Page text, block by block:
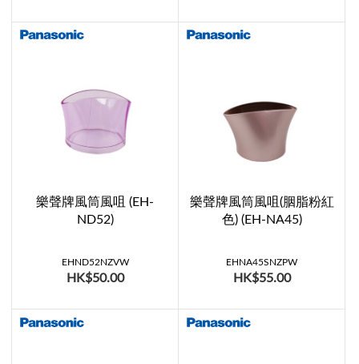
樂聲牌風筒風咀 (EH-
ND52)
EHND52NZVW
HK$50.00
樂聲牌風筒風咀(胭脂粉紅
色) (EH-NA45)
EHNA45SNZPW
HK$55.00